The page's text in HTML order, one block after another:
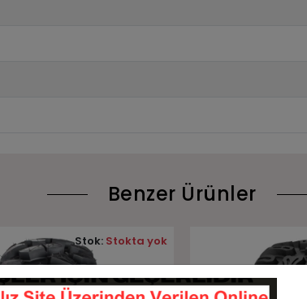
Benzer Ürünler
Stok: Stokta yok